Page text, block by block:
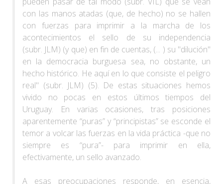
con las manos atadas (que, de hecho) no se hallen
con fuerzas para imprimir a la marcha de los
acontecimientos el sello de su independencia
(subr. JLM) (y que) en fin de cuentas, (... ) su "dilución"
en la democracia burguesa sea, no obstante, un
hecho histórico. He aquí en lo que consiste el peligro
real" (subr. JLM) (5). De estas situaciones hemos
vivido no pocas en estos últimos tiempos del
Uruguay. En varias ocasiones, tras posiciones
aparentemente “puras” y “principistas” se esconde el
temor a volcar las fuerzas en la vida práctica -que no
siempre es “pura”- para imprimir en ella,
efectivamente, un sello avanzado.
A esas preocupaciones responde, en esencia,